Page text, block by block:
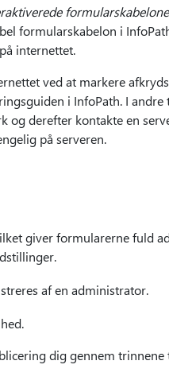
formularskabelon i
internettet.
ved at markere
i InfoPath. I
og derefter kontakte en
på serveren.
giver formularerne fuld
af en administrator.
dig gennem trinnene